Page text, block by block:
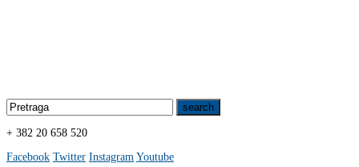
+ 382 20 658 520
Facebook Twitter Instagram Youtube